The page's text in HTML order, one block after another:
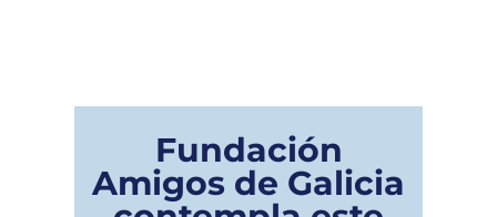
Fundación
Amigos de Galicia